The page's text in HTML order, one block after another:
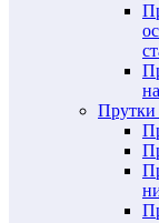
Прутки